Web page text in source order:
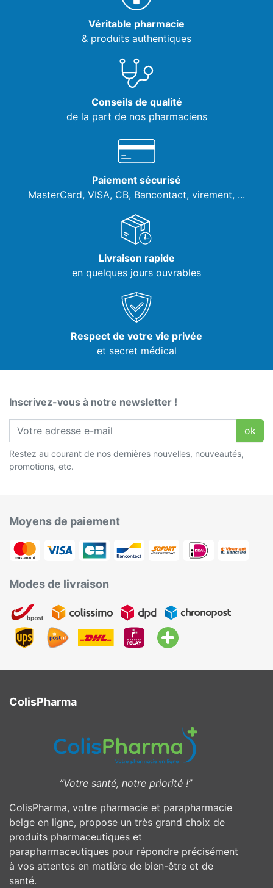
Véritable pharmacie
& produits authentiques
Conseils de qualité
de la part de nos pharmaciens
Paiement sécurisé
MasterCard, VISA, CB, Bancontact, virement, ...
Livraison rapide
en quelques jours ouvrables
Respect de votre vie privée
et secret médical
Inscrivez-vous à notre newsletter !
ok
Restez au courant de nos dernières nouvelles, nouveautés,
promotions, etc.
Moyens de paiement
Modes de livraison
ColisPharma
”Votre santé, notre priorité !”
ColisPharma, votre pharmacie et parapharmacie
belge en ligne, propose un très grand choix de
produits pharmaceutiques et
parapharmaceutiques pour répondre précisément
à vos attentes en matière de bien-être et de
santé.